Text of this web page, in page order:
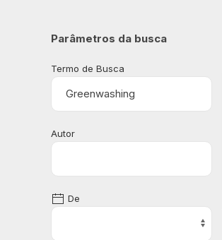
Parâmetros da busca
Termo de Busca
Autor
De